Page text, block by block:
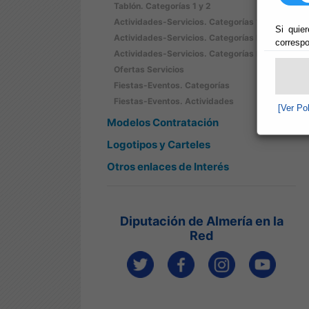
Si
[Ver
Tablón. Categorías 1 y 2
Actividades-Servicios. Categorías 1-2
Actividades-Servicios. Categorías B
Actividades-Servicios. Categorías M
Ofertas Servicios
Fiestas-Eventos. Categorías
Fiestas-Eventos. Actividades
Modelos Contratación
Logotipos y Carteles
Otros enlaces de Interés
Diputación de Almería en la
Red